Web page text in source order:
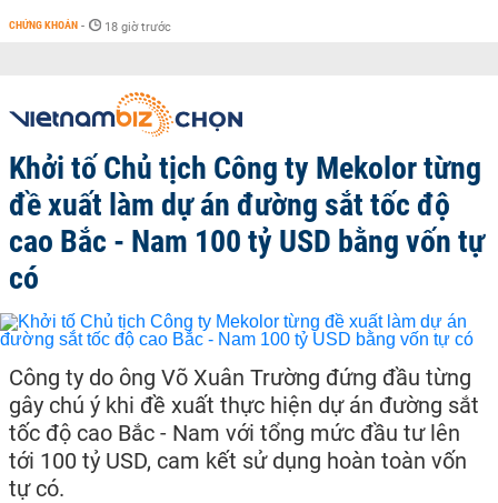
CHỨNG KHOÁN - 18 giờ trước
Khởi tố Chủ tịch Công ty Mekolor từng
đề xuất làm dự án đường sắt tốc độ
cao Bắc - Nam 100 tỷ USD bằng vốn tự
có
Công ty do ông Võ Xuân Trường đứng đầu từng
gây chú ý khi đề xuất thực hiện dự án đường sắt
tốc độ cao Bắc - Nam với tổng mức đầu tư lên
tới 100 tỷ USD, cam kết sử dụng hoàn toàn vốn
tự có.